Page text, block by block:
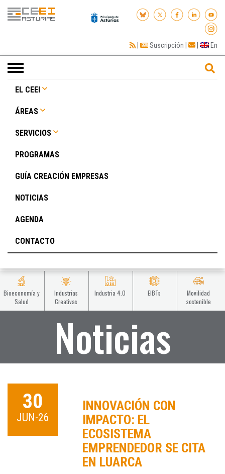
| Suscripción | | En
Toggle
navigation
EL CEEI
ÁREAS
SERVICIOS
PROGRAMAS
GUÍA CREACIÓN EMPRESAS
NOTICIAS
AGENDA
CONTACTO
Bioeconomía y
Salud
Industrias
Creativas
Industria 4.0 EIBTs
Movilidad
sostenible
Noticias
30
JUN-26
INNOVACIÓN CON
IMPACTO: EL
ECOSISTEMA
EMPRENDEDOR SE CITA
EN LUARCA